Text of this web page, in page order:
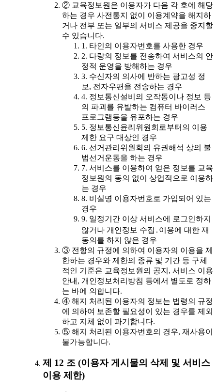
② 교육정보원은 이용자가 다음 각 호에 해당
하는 경우 사전통지 없이 이용계약을 해지하
거나 전부 또는 일부의 서비스 제공을 중지할
수 있습니다.
1. 타인의 이용자번호를 사용한 경우
2. 다량의 정보를 전송하여 서비스의 안
정적 운영을 방해하는 경우
3. 수신자의 의사에 반하는 광고성 정
보, 전자우편을 전송하는 경우
4. 정보통신설비의 오작동이나 정보 등
의 파괴를 유발하는 컴퓨터 바이러스
프로그램등을 유포하는 경우
5. 정보통신윤리위원회로부터의 이용
제한 요구 대상인 경우
6. 선거관리위원회의 유권해석 상의 불
법선거운동을 하는 경우
7. 서비스를 이용하여 얻은 정보를 교육
정보원의 동의 없이 상업적으로 이용하
는 경우
8. 비실명 이용자번호로 가입되어 있는
경우
9. 일정기간 이상 서비스에 로그인하지
않거나 개인정보 수집․이용에 대한 재
동의를 하지 않은 경우
③ 전항의 규정에 의하여 이용자의 이용을 제
한하는 경우와 제한의 종류 및 기간 등 구체
적인 기준은 교육정보원의 공지, 서비스 이용
안내, 개인정보처리방침 등에서 별도로 정하
는 바에 의합니다.
④ 해지 처리된 이용자의 정보는 법령의 규정
에 의하여 보존할 필요성이 있는 경우를 제외
하고 지체 없이 파기합니다.
⑤ 해지 처리된 이용자번호의 경우, 재사용이
불가능합니다.
제 12 조 (이용자 게시물의 삭제 및 서비스
이용 제한)